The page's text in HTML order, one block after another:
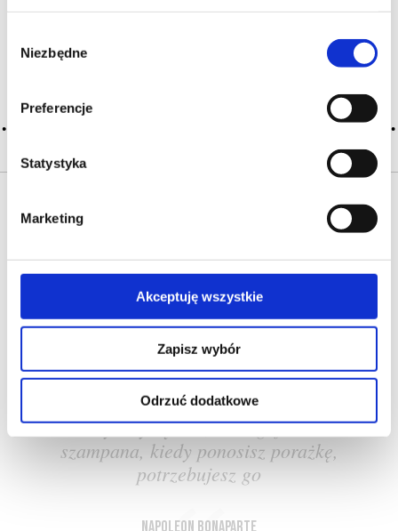
zgody
Niezbędne
Preferencje
Statystyka
Marketing
Akceptuję wszystkie
Zapisz wybór
Odrzuć dodatkowe
It seems we can’t find what you’re looking for. Perhaps
Szukaj:
OFERTA ONLINE PRODUCENCI
PRZEWODNIK
SŁOWNIK
Kiedy zwyciężasz, zasługujesz na
szampana, kiedy ponosisz porażkę,
potrzebujesz go
Napoleon Bonaparte